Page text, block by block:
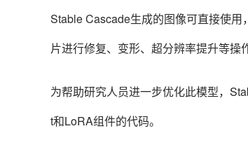
Stable Cascade生成的图像可直接使用
片进行修复、变形、超分辨率提升等操
为帮助研究人员进一步优化此模型，
t和LoRA组件的代码。